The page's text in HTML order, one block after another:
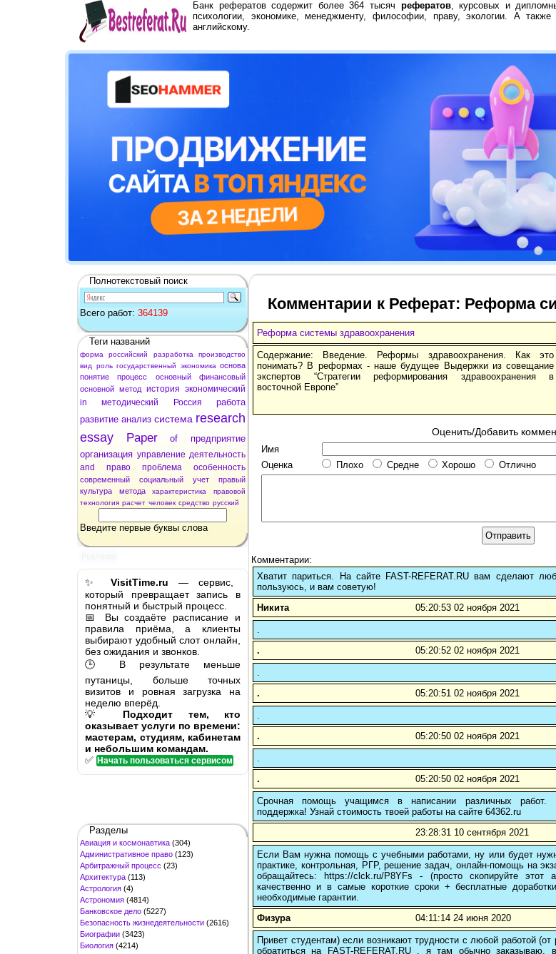
Банк рефератов содержит более 364 тысяч рефератов, курсовых и
психологии, экономике, менеджменту, философии, праву, экологии. А
английскому.
Полнотекстовый поиск
Всего работ: 364139
Теги названий
форма российский разработка
производство
вид
роль государственный экономика основа
понятие
процесс основный
финансовый
основной метод история экономический
in
методический Россия
работа
развитие анализ система research
essay
Paper of
предприятие
организация управление деятельность
and
право проблема особенность
современный социальный учет
правый
культура
метода характеристика
правовой
технология расчет человек средство русский
Введите первые буквы слова
✨ VisitTime.ru — сервис,
который превращает запись в
понятный и быстрый процесс.
📅 Вы создаёте расписание и
правила приёма, а клиенты
выбирают удобный слот онлайн,
без ожидания и звонков.
🕒 В результате меньше
путаницы, больше точных
визитов и ровная загрузка на
неделю вперёд.
💡 Подходит тем, кто
оказывает услуги по времени:
мастерам, студиям, кабинетам
и небольшим командам.
✅ Начать пользоваться сервисом
Разделы
Авиация и космонавтика (304)
Административное право (123)
Арбитражный процесс (23)
Архитектура (113)
Астрология (4)
Астрономия (4814)
Банковское дело (5227)
Безопасность жизнедеятельности (2616)
Биографии (3423)
Биология (4214)
Комментарии к Реферат: Реформа
Реформа системы здравоохранения
Содержание: Введение. Реформы здравоохранения. Как это
понимать? В реформах - наше будущее Выдержки из совещание
экспертов “Стратегии реформирования здравоохранения в
восточной Европе”
Оценить/Добавить
Имя
Оценка
Плохо Средне Хорошо Отлично
Комментарии:
Хватит париться. На сайте FAST-REFERAT.RU вам сделают
пользуюсь, и вам советую!
Никита
05:20:53 02 ноября 2021
.
.
05:20:52 02 ноября 2021
.
.
05:20:51 02 ноября 2021
.
.
05:20:50 02 ноября 2021
.
.
05:20:50 02 ноября 2021
Срочная помощь учащимся в написании различных работ.
поддержка! Узнай стоимость твоей работы на сайте 64362.ru
23:28:31 10 сентября 2021
Если Вам нужна помощь с учебными работами, ну или будет
практике, контрольная, РГР, решение задач, онлайн-помощь на
обращайтесь: https://clck.ru/P8YFs - (просто скопируйте
качественно и в самые короткие сроки + бесплатные
необходимые гарантии.
Физура
04:11:14 24 июня 2020
Привет студентам) если возникают трудности с любой работой
обратиться на FAST-REFERAT.RU , я там обычно